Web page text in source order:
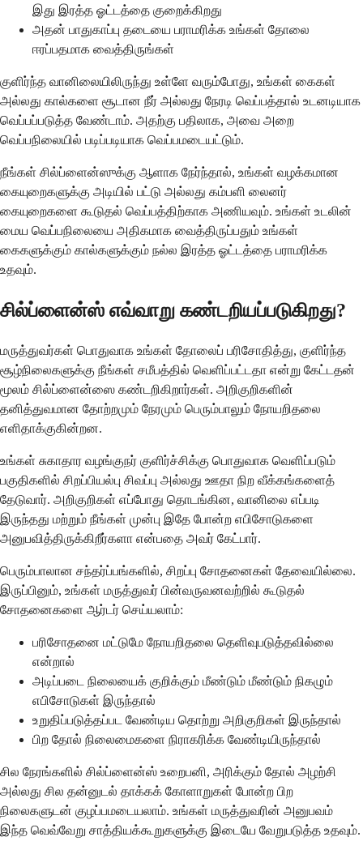
இது இரத்த ஓட்டத்தை குறைக்கிறது
அதன் பாதுகாப்பு தடையை பராமரிக்க உங்கள் தோலை
ஈரப்பதமாக வைத்திருங்கள்
குளிர்ந்த வானிலையிலிருந்து உள்ளே வரும்போது, உங்கள் கைகள்
அல்லது கால்களை சூடான நீர் அல்லது நேரடி வெப்பத்தால் உடனடியாக
வெப்பப்படுத்த வேண்டாம். அதற்கு பதிலாக, அவை அறை
வெப்பநிலையில் படிப்படியாக வெப்பமடையட்டும்.
நீங்கள் சில்ப்ளைன்ஸுக்கு ஆளாக நேர்ந்தால், உங்கள் வழக்கமான
கையுறைகளுக்கு அடியில் பட்டு அல்லது கம்பளி லைனர்
கையுறைகளை கூடுதல் வெப்பத்திற்காக அணியவும். உங்கள் உடலின்
மைய வெப்பநிலையை அதிகமாக வைத்திருப்பதும் உங்கள்
கைகளுக்கும் கால்களுக்கும் நல்ல இரத்த ஓட்டத்தை பராமரிக்க
உதவும்.
சில்ப்ளைன்ஸ் எவ்வாறு கண்டறியப்படுகிறது?
மருத்துவர்கள் பொதுவாக உங்கள் தோலைப் பரிசோதித்து, குளிர்ந்த
சூழ்நிலைகளுக்கு நீங்கள் சமீபத்தில் வெளிப்பட்டதா என்று கேட்டதன்
மூலம் சில்ப்ளைன்ஸை கண்டறிகிறார்கள். அறிகுறிகளின்
தனித்துவமான தோற்றமும் நேரமும் பெரும்பாலும் நோயறிதலை
எளிதாக்குகின்றன.
உங்கள் சுகாதார வழங்குநர் குளிர்ச்சிக்கு பொதுவாக வெளிப்படும்
பகுதிகளில் சிறப்பியல்பு சிவப்பு அல்லது ஊதா நிற வீக்கங்களைத்
தேடுவார். அறிகுறிகள் எப்போது தொடங்கின, வானிலை எப்படி
இருந்தது மற்றும் நீங்கள் முன்பு இதே போன்ற எபிசோடுகளை
அனுபவித்திருக்கிறீர்களா என்பதை அவர் கேட்பார்.
பெரும்பாலான சந்தர்ப்பங்களில், சிறப்பு சோதனைகள் தேவையில்லை.
இருப்பினும், உங்கள் மருத்துவர் பின்வருவனவற்றில் கூடுதல்
சோதனைகளை ஆர்டர் செய்யலாம்:
பரிசோதனை மட்டுமே நோயறிதலை தெளிவுபடுத்தவில்லை
என்றால்
அடிப்படை நிலையைக் குறிக்கும் மீண்டும் மீண்டும் நிகழும்
எபிசோடுகள் இருந்தால்
உறுதிப்படுத்தப்பட வேண்டிய தொற்று அறிகுறிகள் இருந்தால்
பிற தோல் நிலைமைகளை நிராகரிக்க வேண்டியிருந்தால்
சில நேரங்களில் சில்ப்ளைன்ஸ் உறைபனி, அரிக்கும் தோல் அழற்சி
அல்லது சில தன்னுடல் தாக்கக் கோளாறுகள் போன்ற பிற
நிலைகளுடன் குழப்பமடையலாம். உங்கள் மருத்துவரின் அனுபவம்
இந்த வெவ்வேறு சாத்தியக்கூறுகளுக்கு இடையே வேறுபடுத்த உதவும்.